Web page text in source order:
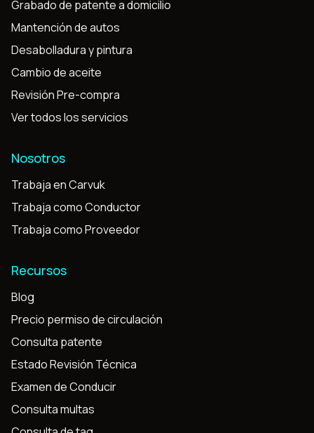
Grabado de patente a domicilio
Mantención de autos
Desabolladura y pintura
Cambio de aceite
Revisión Pre-compra
Ver todos los servicios
Nosotros
Trabaja en Carvuk
Trabaja como Conductor
Trabaja como Proveedor
Recursos
Blog
Precio permiso de circulación
Consulta patente
Estado Revisión Técnica
Examen de Conducir
Consulta multas